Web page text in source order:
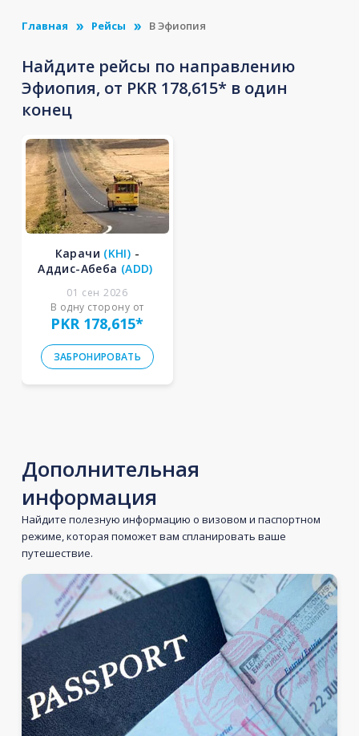
Главная Рейсы В Эфиопия
Найдите рейсы по направлению
Эфиопия, от PKR 178,615* в один
конец
Карачи (KHI) -
Аддис-Абеба (ADD)
01 сен 2026
В одну сторону от
PKR 178,615*
ЗАБРОНИРОВАТЬ
Дополнительная
информация
Найдите полезную информацию о визовом и паспортном
режиме, которая поможет вам спланировать ваше
путешествие.